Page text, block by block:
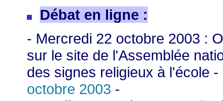
Débat en ligne :
- Mercredi 22 octobre 2003 :
sur le site de l'Assemblée
des signes religieux à l'école -
octobre 2003 -